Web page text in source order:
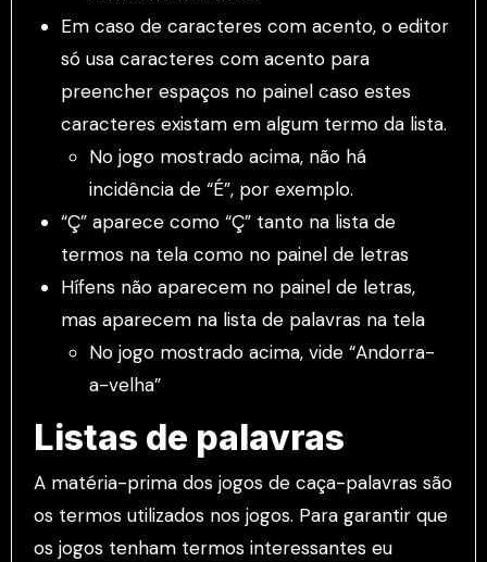
Em caso de caracteres com acento, o editor
só usa caracteres com acento para
preencher espaços no painel caso estes
caracteres existam em algum termo da lista.
No jogo mostrado acima, não há
incidência de “É”, por exemplo.
“Ç” aparece como “Ç” tanto na lista de
termos na tela como no painel de letras
Hífens não aparecem no painel de letras,
mas aparecem na lista de palavras na tela
No jogo mostrado acima, vide “Andorra-
a-velha”
Listas de palavras
A matéria-prima dos jogos de caça-palavras são
os termos utilizados nos jogos. Para garantir que
os jogos tenham termos interessantes eu